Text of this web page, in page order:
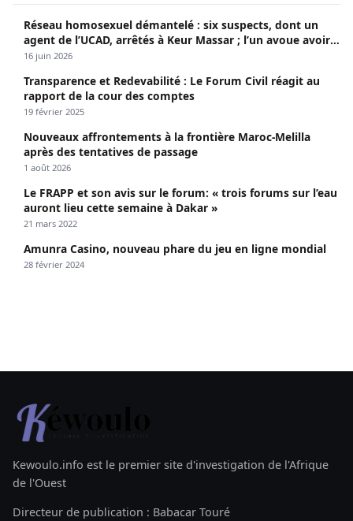
Réseau homosexuel démantelé : six suspects, dont un
agent de l’UCAD, arrêtés à Keur Massar ; l’un avoue avoir
propagé le VIH depuis 2018
16 juin 2026
Transparence et Redevabilité : Le Forum Civil réagit au
rapport de la cour des comptes
19 février 2025
Nouveaux affrontements à la frontière Maroc-Melilla
après des tentatives de passage
1 août 2026
Le FRAPP et son avis sur le forum: « trois forums sur l’eau
auront lieu cette semaine à Dakar »
21 mars 2022
Amunra Casino, nouveau phare du jeu en ligne mondial
28 février 2024
Kewoulo.info est le premier site d'investigation de l'Afrique
de l'Ouest
Directeur de publication : Babacar Touré